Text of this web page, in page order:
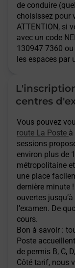
de conduire
choisissez pour
ATTENTION, si
avec un code
130947 7360
les espaces par
centres
Vous pouvez
route La Poste à
sessions
environ plus de
métropolitaine
une place
dernière minute
ouvertes
l’examen. De
cours.
Bon à savoir :
Poste
de permis B, C,
Côté tarif, nous